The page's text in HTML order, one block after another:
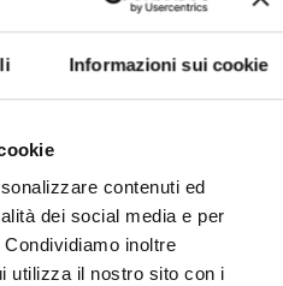
Informazioni sui cookie
contenuti ed
dei social media e per
inoltre
utilizza il nostro sito con i
2026